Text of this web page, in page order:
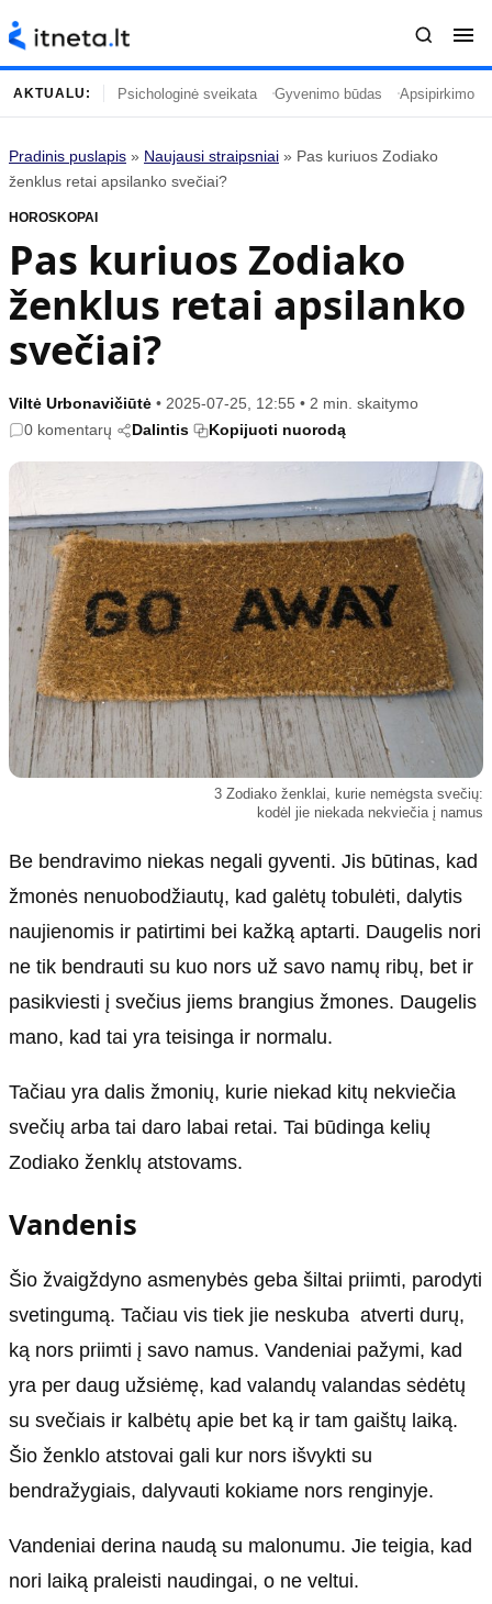
Turinys
Naujausi straipsniai
Gyvenimas
Įdomybės
Mada
Mokslas
Kulinarija
Technologijos
Gyvenimo būdas
Populiaru
Sodas ir daržas
Sveikata ir grožis
Karjera
Psichologinė sveikata
Tvari mada
Informacija
Etikos politika
Klaidų taisymo politika
Naudojimo sąlygos
Privatumo politika
Reklamos politika
Slapukų politika
Redakcija
Apie mus
AKTUALU: Psichologinė sveikata Gyvenimo būdas Apsipirkimo
Pradinis puslapis » Naujausi straipsniai » Pas kuriuos Zodiako
ženklus retai apsilanko svečiai?
HOROSKOPAI
Pas kuriuos Zodiako
ženklus retai apsilanko
svečiai?
Viltė Urbonavičiūtė • 2025-07-25, 12:55 • 2 min. skaitymo
0 komentarų
Dalintis Kopijuoti nuorodą
3 Zodiako ženklai, kurie nemėgsta svečių:
kodėl jie niekada nekviečia į namus
Be bendravimo niekas negali gyventi. Jis būtinas, kad
žmonės nenuobodžiautų, kad galėtų tobulėti, dalytis
naujienomis ir patirtimi bei kažką aptarti. Daugelis nori
ne tik bendrauti su kuo nors už savo namų ribų, bet ir
pasikviesti į svečius jiems brangius žmones. Daugelis
mano, kad tai yra teisinga ir normalu.
Tačiau yra dalis žmonių, kurie niekad kitų nekviečia
svečių arba tai daro labai retai. Tai būdinga kelių
Zodiako ženklų atstovams.
Vandenis
Šio žvaigždyno asmenybės geba šiltai priimti, parodyti
svetingumą. Tačiau vis tiek jie neskuba atverti durų,
ką nors priimti į savo namus. Vandeniai pažymi, kad
yra per daug užsiėmę, kad valandų valandas sėdėtų
su svečiais ir kalbėtų apie bet ką ir tam gaištų laiką.
Šio ženklo atstovai gali kur nors išvykti su
bendražygiais, dalyvauti kokiame nors renginyje.
Vandeniai derina naudą su malonumu. Jie teigia, kad
nori laiką praleisti naudingai, ​​o ne veltui.